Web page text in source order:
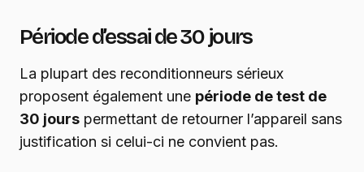
Période d’essai de 30 jours
La plupart des reconditionneurs sérieux
proposent également une période de test de
30 jours permettant de retourner l’appareil sans
justification si celui-ci ne convient pas.